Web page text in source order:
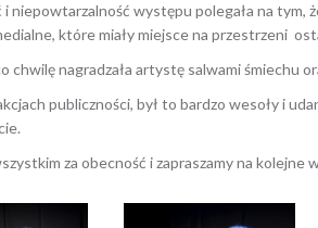
niepowtarzalność występu polegała na tym,
które miały miejsce na przestrzeni
chwilę nagradzała artystę salwami śmiechu
publiczności, był to bardzo wesoły i
za obecność i zapraszamy na kolejne